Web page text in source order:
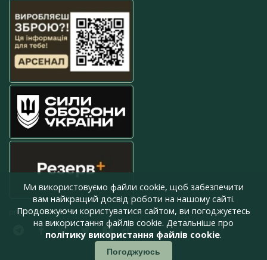
press@armyinform.com.ua
Ми використовуємо файли cookie, щоб забезпечити
вам найкращий досвід роботи на нашому сайті.
Продовжуючи користуватися сайтом, ви погоджуєтесь
на використання файлів cookie. Детальніше про
політику використання файлів cookie.
Погоджуюсь